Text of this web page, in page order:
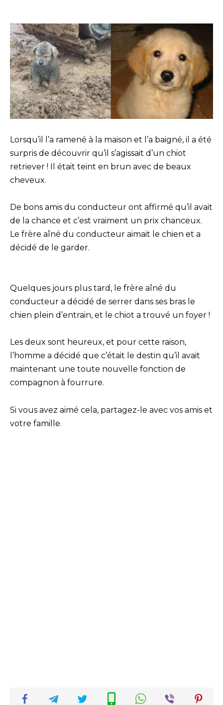
Lorsqu’il l’a ramené à la maison et l’a baigné, il a été
surpris de découvrir qu’il s’agissait d’un chiot
retriever ! Il était teint en brun avec de beaux
cheveux.
De bons amis du conducteur ont affirmé qu’il avait
de la chance et c’est vraiment un prix chanceux.
Le frère aîné du conducteur aimait le chien et a
décidé de le garder.
Quelques jours plus tard, le frère aîné du
conducteur a décidé de serrer dans ses bras le
chien plein d’entrain, et le chiot a trouvé un foyer !
Les deux sont heureux, et pour cette raison,
l’homme a décidé que c’était le destin qu’il avait
maintenant une toute nouvelle fonction de
compagnon à fourrure.
Si vous avez aimé cela, partagez-le avec vos amis et
votre famille.